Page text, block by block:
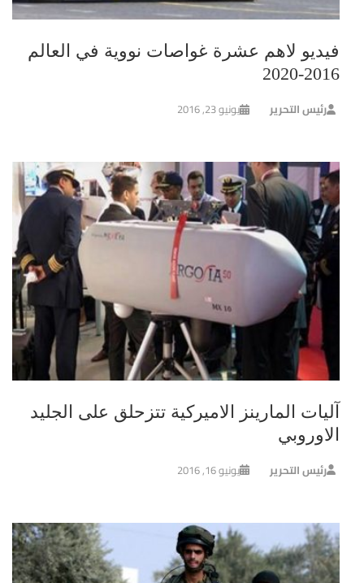
فيديو لاهم عشرة غواصات نووية في العالم
2016-2020
رئيس التحرير يونيو 23, 2016
آليات المارينز الاميركية تتزحلق على الجليد
الاوروبي
رئيس التحرير يونيو 16, 2016